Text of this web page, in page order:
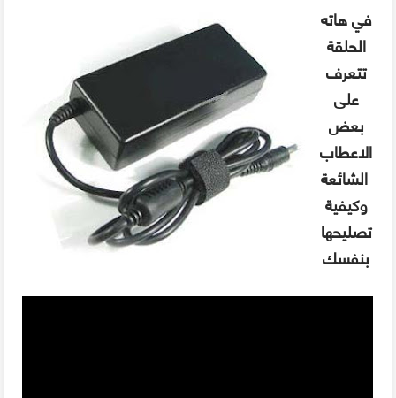
في هاته
الحلقة
تتعرف
على
بعض
الاعطاب
الشائعة
وكيفية
تصليحها
بنفسك